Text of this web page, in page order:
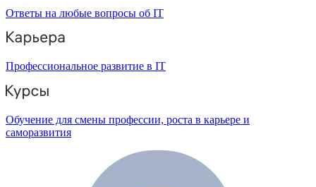
Ответы на любые вопросы об IT
Профессиональное развитие в IT
Обучение для смены профессии, роста в карьере и
саморазвития